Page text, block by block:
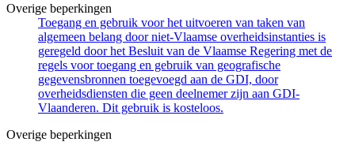
Overige beperkingen
Toegang en gebruik voor het uitvoeren van taken van
algemeen belang door niet-Vlaamse overheidsinstanties is
geregeld door het Besluit van de Vlaamse Regering met de
regels voor toegang en gebruik van geografische
gegevensbronnen toegevoegd aan de GDI, door
overheidsdiensten die geen deelnemer zijn aan GDI-
Vlaanderen. Dit gebruik is kosteloos.
Overige beperkingen